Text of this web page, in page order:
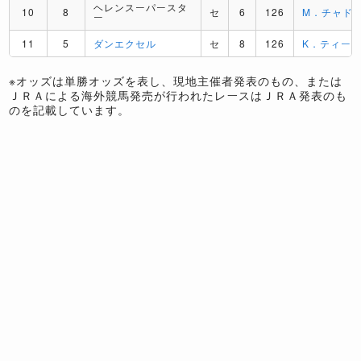
10 8 ヘレンスーパースタ
ー セ 6 126 M．チャド
11 5 ダンエクセル セ 8 126 K．ティー
※オッズは単勝オッズを表し、現地主催者発表のもの、または
ＪＲＡによる海外競馬発売が行われたレースはＪＲＡ発表のも
のを記載しています。